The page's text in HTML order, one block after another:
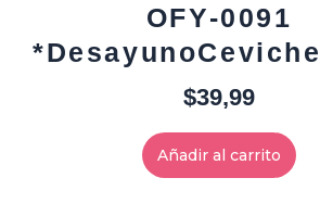
OFY-0091
$39,99
Añadir al carrito